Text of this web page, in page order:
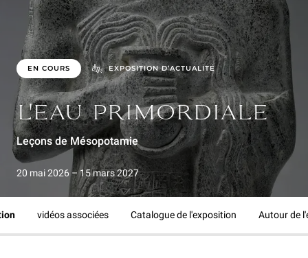
L'EAU PRIMORDIALE
Leçons de Mésopotamie
EN COURS EXPOSITION D’ACTUALITÉ
20 mai 2026 – 15 mars 2027
vidéos associées Catalogue de l'exposition Autour de